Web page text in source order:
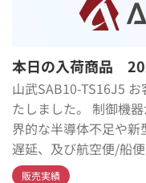
本日の入荷商品
山武SAB10-TS16J5
たしました。 制御機
界的な半導体不足や
遅延、及び航空便/船
販売実績